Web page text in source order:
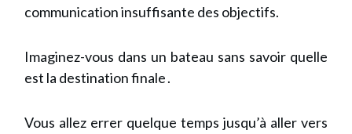
communication insuffisante des objectifs.
Imaginez-vous dans un bateau sans savoir quelle
est la destination finale .
Vous allez errer quelque temps jusqu’à aller vers